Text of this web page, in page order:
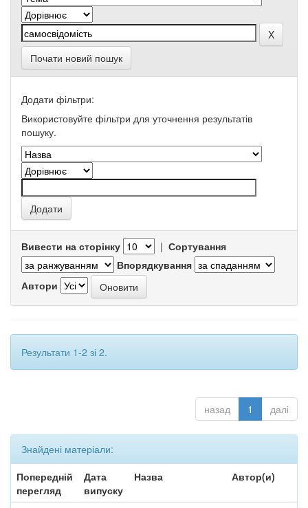
Почати новий пошук
Додати фільтри:
Використовуйте фільтри для уточнення результатів
пошуку.
Вивести на сторінку | Сортування
Впорядкування
Автори
Результати 1-2 зі 2.
назад 1 далі
Знайдені матеріали:
Попередній
перегляд
Дата
випуску
Назва Автор(и)